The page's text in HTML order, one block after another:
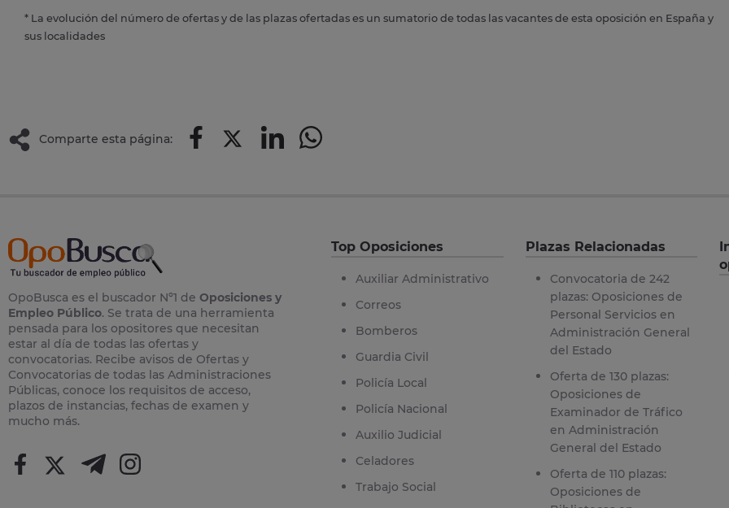
* La evolución del número de ofertas y de las plazas ofertadas es un sumatorio de todas las vacantes de esta oposición en España y
sus localidades
Comparte esta página:
OpoBusca es el buscador Nº1 de Oposiciones y
Empleo Público. Se trata de una herramienta
pensada para los opositores que necesitan
estar al día de todas las ofertas y
convocatorias. Recibe avisos de Ofertas y
Convocatorias de todas las Administraciones
Públicas, conoce los requisitos de acceso,
plazos de instancias, fechas de examen y
mucho más.
Top Oposiciones
Auxiliar Administrativo
Correos
Bomberos
Guardia Civil
Policía Local
Policía Nacional
Auxilio Judicial
Celadores
Trabajo Social
Plazas Relacionadas
Convocatoria de 242
plazas: Oposiciones de
Personal Servicios en
Administración General
del Estado
Oferta de 130 plazas:
Oposiciones de
Examinador de Tráfico
en Administración
General del Estado
Oferta de 110 plazas:
Oposiciones de